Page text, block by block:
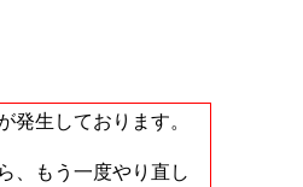
発生しております。
、もう一度やり直し